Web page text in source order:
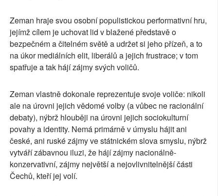
Zeman hraje svou osobní populistickou performativní hru,
jejímž cílem je uchovat lid v blažené představě o
bezpečném a čitelném světě a udržet si jeho přízeň, a to
na úkor mediálních elit, liberálů a jejich frustrace; v tom
spatřuje a tak hájí zájmy svých voličů.
Zeman vlastně dokonale reprezentuje svoje voliče: nikoli
ale na úrovni jejich vědomé volby (a vůbec ne racionální
debaty), nýbrž hlouběji na úrovni jejich sociokulturní
povahy a identity. Nemá primárně v úmyslu hájit ani
české, ani ruské zájmy ve státnickém slova smyslu, nýbrž
vytváří zábavnou iluzi, že hájí zájmy nacionálně-
konzervativní, zájmy největší a nejovlivnitelnější části
Čechů, kteří jej volí.